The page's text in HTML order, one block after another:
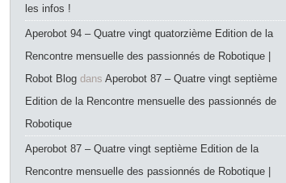
les infos !
Aperobot 94 – Quatre vingt quatorzième Edition de la
Rencontre mensuelle des passionnés de Robotique |
Robot Blog dans Aperobot 87 – Quatre vingt septième
Edition de la Rencontre mensuelle des passionnés de
Robotique
Aperobot 87 – Quatre vingt septième Edition de la
Rencontre mensuelle des passionnés de Robotique |